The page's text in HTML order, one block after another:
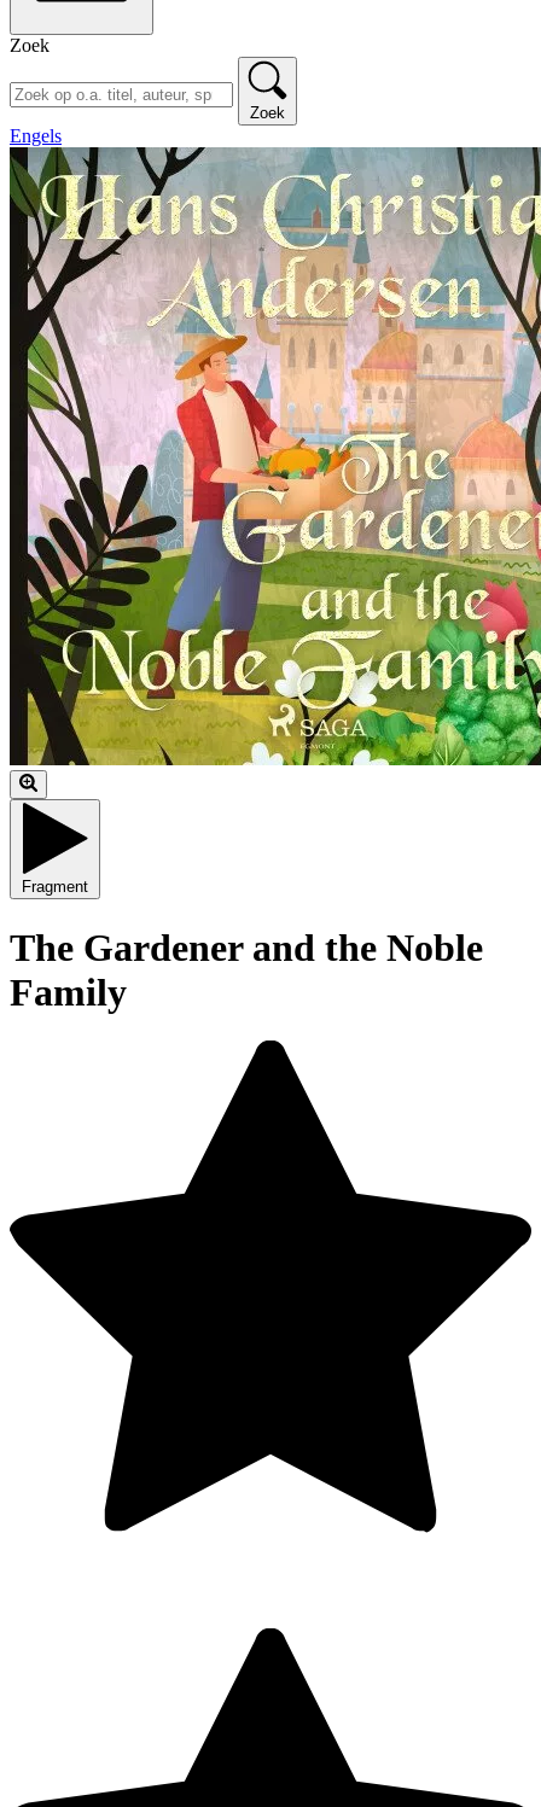
Zoek
Zoek
Engels
Fragment
The Gardener and the Noble
Family